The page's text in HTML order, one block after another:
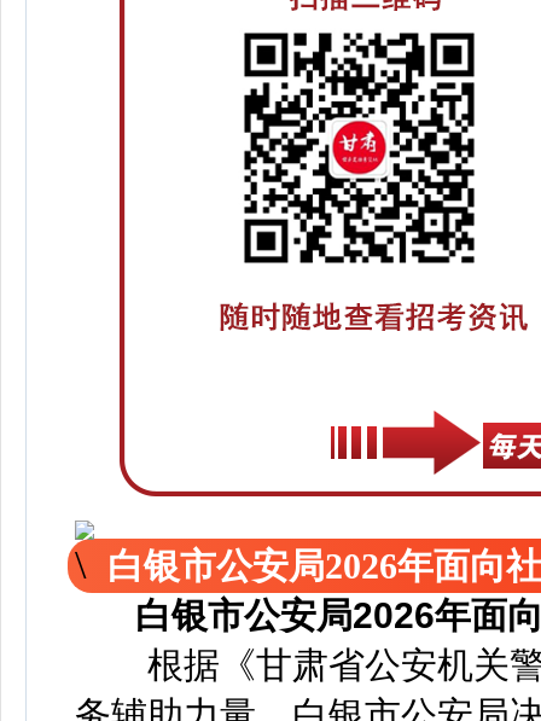
白银市公安局2026年面向
白银市公安局2026年面
根据《甘肃省公安机关警